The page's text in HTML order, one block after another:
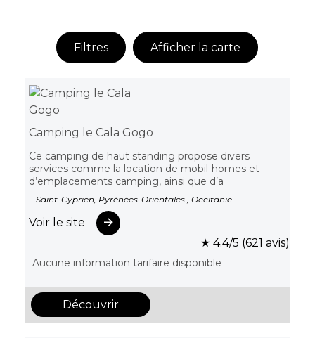
Filtres Afficher la carte
Camping le Cala Gogo
Ce camping de haut standing propose divers
services comme la location de mobil-homes et
d’emplacements camping, ainsi que d’a
Saint-Cyprien, Pyrénées-Orientales , Occitanie
Voir le site
★ 4.4/5 (621 avis)
Aucune information tarifaire disponible
Découvrir